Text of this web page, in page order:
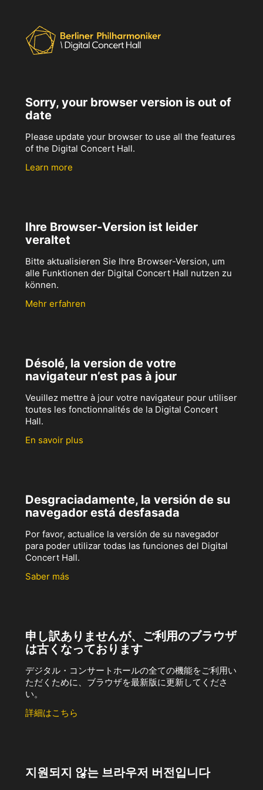
Sorry, your browser version is out of
date
Please update your browser to use all the features
of the Digital Concert Hall.
Learn more
Ihre Browser-Version ist leider
veraltet
Bitte aktualisieren Sie Ihre Browser-Version, um
alle Funktionen der Digital Concert Hall nutzen zu
können.
Mehr erfahren
Désolé, la version de votre
navigateur n’est pas à jour
Veuillez mettre à jour votre navigateur pour utiliser
toutes les fonctionnalités de la Digital Concert
Hall.
En savoir plus
Desgraciadamente, la versión de su
navegador está desfasada
Por favor, actualice la versión de su navegador
para poder utilizar todas las funciones del Digital
Concert Hall.
Saber más
申し訳ありませんが、ご利用のブラウザ
は古くなっております
デジタル・コンサートホールの全ての機能をご利用い
ただくために、ブラウザを最新版に更新してくださ
い。
詳細はこちら
지원되지 않는 브라우저 버전입니다